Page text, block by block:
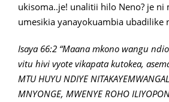
ukisoma..je! unalitii hilo Neno? je ni
umesikia yanayokuambia ubadilike
Isaya 66:2 “Maana mkono wangu
vitu hivi vyote vikapata kutokea,
MTU HUYU NDIYE
MNYONGE, MWENYE ROHO